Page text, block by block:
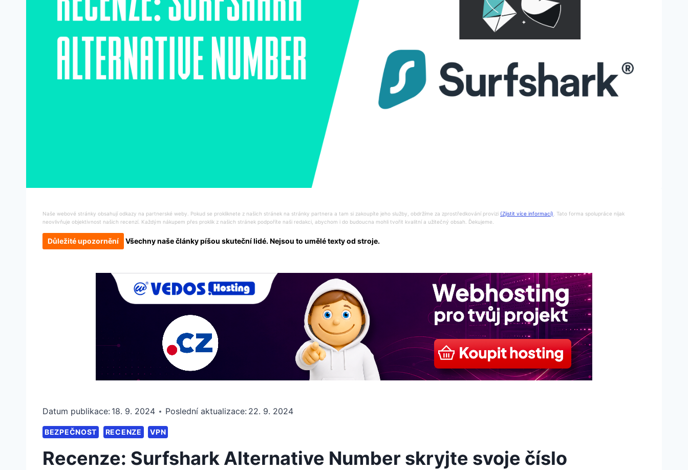
Naše webové stránky obsahují odkazy na partnerské weby. Pokud se prokliknete z našich stránek na stránky partnera a tam si zakoupíte jeho služby, obdržíme za zprostředkování provizi (Zjistit více informací) . Tato forma spolupráce nijak
neovlivňuje objektivnost našich recenzí. Každým nákupem přes proklik z našich stránek podpoříte naši redakci, abychom i do budoucna mohli tvořit kvalitní a užitečný obsah. Ďekujeme.
Důležité upozornění Všechny naše články píšou skuteční lidé. Nejsou to umělé texty od stroje.
Datum publikace: 18. 9. 2024 Poslední aktualizace: 22. 9. 2024
BEZPEČNOST RECENZE VPN
Recenze: Surfshark Alternative Number skryjte svoje číslo